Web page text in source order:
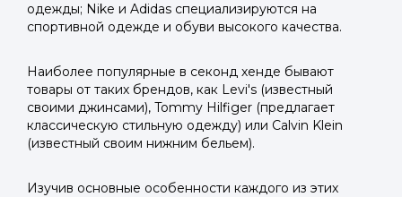
одежды; Nike и Adidas специализируются на
спортивной одежде и обуви высокого качества.
Наиболее популярные в секонд хенде бывают
товары от таких брендов, как Levi's (известный
своими джинсами), Tommy Hilfiger (предлагает
классическую стильную одежду) или Calvin Klein
(известный своим нижним бельем).
Изучив основные особенности каждого из этих